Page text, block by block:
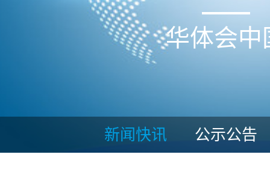
华体会中
新闻快讯 公示公告